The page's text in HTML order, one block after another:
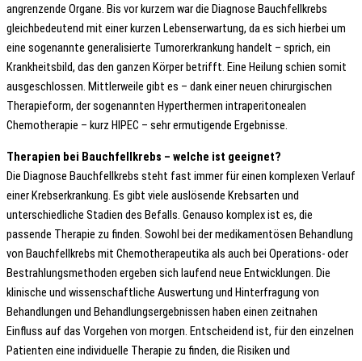
angrenzende Organe. Bis vor kurzem war die Diagnose Bauchfellkrebs
gleichbedeutend mit einer kurzen Lebenserwartung, da es sich hierbei um
eine sogenannte generalisierte Tumorerkrankung handelt – sprich, ein
Krankheitsbild, das den ganzen Körper betrifft. Eine Heilung schien somit
ausgeschlossen. Mittlerweile gibt es – dank einer neuen chirurgischen
Therapieform, der sogenannten Hyperthermen intraperitonealen
Chemotherapie – kurz HIPEC – sehr ermutigende Ergebnisse.
Therapien bei Bauchfellkrebs – welche ist geeignet?
Die Diagnose Bauchfellkrebs steht fast immer für einen komplexen Verlauf
einer Krebserkrankung. Es gibt viele auslösende Krebsarten und
unterschiedliche Stadien des Befalls. Genauso komplex ist es, die
passende Therapie zu finden. Sowohl bei der medikamentösen Behandlung
von Bauchfellkrebs mit Chemotherapeutika als auch bei Operations- oder
Bestrahlungsmethoden ergeben sich laufend neue Entwicklungen. Die
klinische und wissenschaftliche Auswertung und Hinterfragung von
Behandlungen und Behandlungsergebnissen haben einen zeitnahen
Einfluss auf das Vorgehen von morgen. Entscheidend ist, für den einzelnen
Patienten eine individuelle Therapie zu finden, die Risiken und